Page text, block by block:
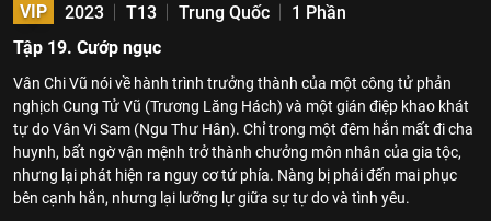
VIP 2023 T13 Trung Quốc
1 Phần
Tập 19. Cướp ngục
Vân Chi Vũ nói về hành trình trưởng thành của một công tử phản
nghịch Cung Tử Vũ (Trương Lăng Hách) và một gián điệp khao khát
tự do Vân Vi Sam (Ngu Thư Hân). Chỉ trong một đêm hắn mất đi cha
huynh, bất ngờ vận mệnh trở thành chưởng môn nhân của gia tộc,
nhưng lại phát hiện ra nguy cơ tứ phía. Nàng bị phái đến mai phục
bên cạnh hắn, nhưng lại lưỡng lự giữa sự tự do và tình yêu.